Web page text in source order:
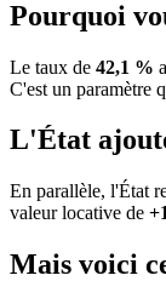
Pourquoi
Le taux de 42,1 %
C'est un paramètre
L'État
En parallèle, l'État
valeur locative de
Mais voici